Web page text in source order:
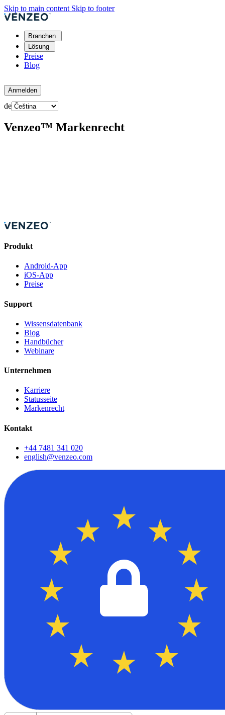
Skip to main content Skip to footer
Branchen
Lösung
Preise
Blog
Anmelden
de
Venzeo™ Markenrecht
Produkt
Android-App
iOS-App
Preise
Support
Wissensdatenbank
Blog
Handbücher
Webinare
Unternehmen
Karriere
Statusseite
Markenrecht
Kontakt
+44 7481 341 020
english@venzeo.com